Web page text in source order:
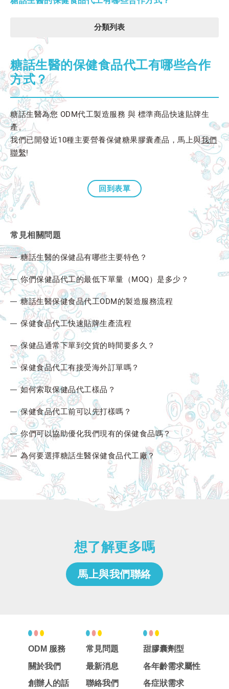
分類列表
糖話生醫的保健食品代工有哪些合作
方式？
糖話生醫為您 ODM代工製造服務 與 標準商品快速貼牌生
產。
我們已開發近10種主要營養保健糖果膠囊產品，馬上與我們
聯繫!
回到表單
常見相關問題
糖話生醫的保健品有哪些主要特色？
你們保健品代工的最低下單量（MOQ）是多少？
糖話生醫保健食品代工ODM的製造服務流程
保健食品代工快速貼牌生產流程
保健品通常下單到交貨的時間要多久？
保健食品代工有接受海外訂單嗎？
如何索取保健品代工樣品？
保健食品代工前可以先打樣嗎？
你們可以協助優化我們現有的保健食品嗎？
為何要選擇糖話生醫保健食品代工廠？
想了解更多嗎
馬上與我們聯絡
ODM 服務
關於我們
創辦人的話
常見問題
最新消息
聯絡我們
甜膠囊劑型
各年齡需求屬性
各症狀需求